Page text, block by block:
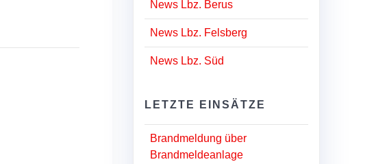
News Lbz. Berus
News Lbz. Felsberg
News Lbz. Süd
LETZTE EINSÄTZE
Brandmeldung über
Brandmeldeanlage